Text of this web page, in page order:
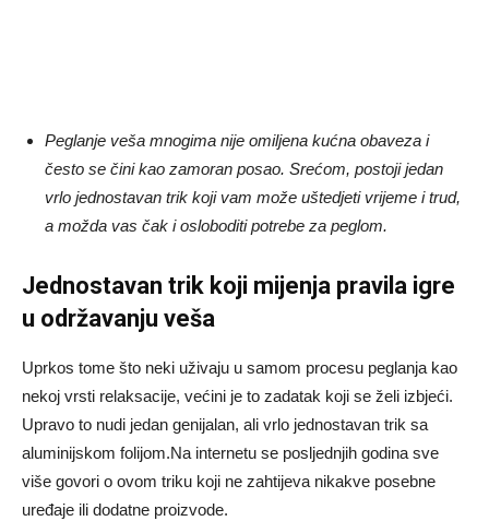
Peglanje veša mnogima nije omiljena kućna obaveza i
često se čini kao zamoran posao. Srećom, postoji jedan
vrlo jednostavan trik koji vam može uštedjeti vrijeme i trud,
a možda vas čak i osloboditi potrebe za peglom.
Jednostavan trik koji mijenja pravila igre
u održavanju veša
Uprkos tome što neki uživaju u samom procesu peglanja kao
nekoj vrsti relaksacije, većini je to zadatak koji se želi izbjeći.
Upravo to nudi jedan genijalan, ali vrlo jednostavan trik sa
aluminijskom folijom.Na internetu se posljednjih godina sve
više govori o ovom triku koji ne zahtijeva nikakve posebne
uređaje ili dodatne proizvode.